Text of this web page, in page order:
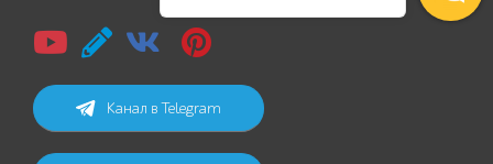
Канал в Telegram